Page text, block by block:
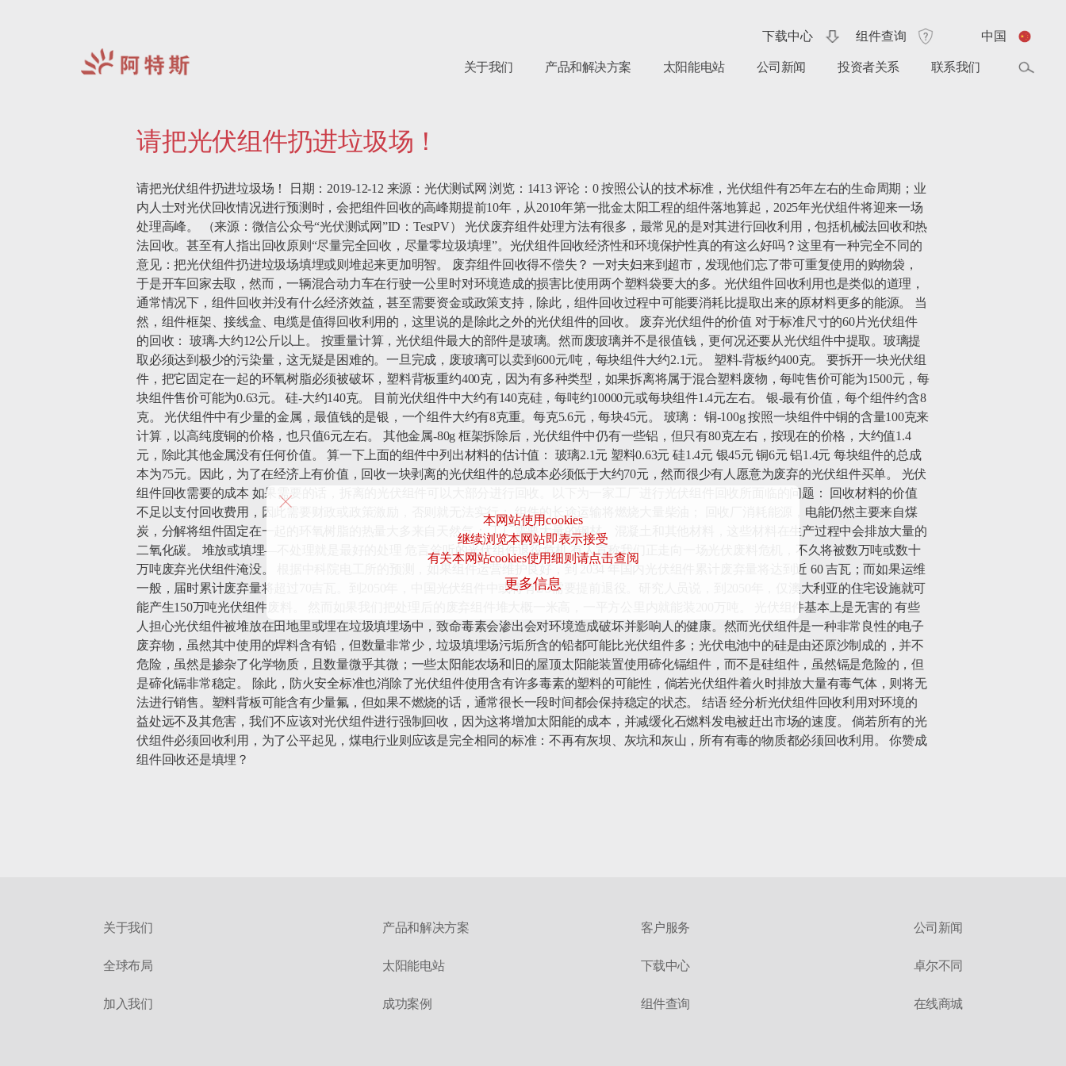
本网站使用cookies
继续浏览本网站即表示接受
有关本网站cookies使用细则请点击查阅
更多信息
关于我们 产品和解决方案 太阳能电站 公司新闻 投资者关系 联系我们
中国
组件查询
下载中心
请把光伏组件扔进垃圾场！
请把光伏组件扔进垃圾场！ 日期：2019-12-12 来源：光伏测试网 浏览：1413 评论：0 按照公认的技术标准，光伏组件有25年左右的生命周期；业
内人士对光伏回收情况进行预测时，会把组件回收的高峰期提前10年，从2010年第一批金太阳工程的组件落地算起，2025年光伏组件将迎来一场
处理高峰。 （来源：微信公众号“光伏测试网”ID：TestPV） 光伏废弃组件处理方法有很多，最常见的是对其进行回收利用，包括机械法回收和热
法回收。甚至有人指出回收原则“尽量完全回收，尽量零垃圾填埋”。光伏组件回收经济性和环境保护性真的有这么好吗？这里有一种完全不同的
意见：把光伏组件扔进垃圾场填埋或则堆起来更加明智。 废弃组件回收得不偿失？ 一对夫妇来到超市，发现他们忘了带可重复使用的购物袋，
于是开车回家去取，然而，一辆混合动力车在行驶一公里时对环境造成的损害比使用两个塑料袋要大的多。光伏组件回收利用也是类似的道理，
通常情况下，组件回收并没有什么经济效益，甚至需要资金或政策支持，除此，组件回收过程中可能要消耗比提取出来的原材料更多的能源。 当
然，组件框架、接线盒、电缆是值得回收利用的，这里说的是除此之外的光伏组件的回收。 废弃光伏组件的价值 对于标准尺寸的60片光伏组件
的回收： 玻璃-大约12公斤以上。 按重量计算，光伏组件最大的部件是玻璃。然而废玻璃并不是很值钱，更何况还要从光伏组件中提取。玻璃提
取必须达到极少的污染量，这无疑是困难的。一旦完成，废玻璃可以卖到600元/吨，每块组件大约2.1元。 塑料-背板约400克。 要拆开一块光伏组
件，把它固定在一起的环氧树脂必须被破坏，塑料背板重约400克，因为有多种类型，如果拆离将属于混合塑料废物，每吨售价可能为1500元，每
块组件售价可能为0.63元。 硅-大约140克。 目前光伏组件中大约有140克硅，每吨约10000元或每块组件1.4元左右。 银-最有价值，每个组件约含8
克。 光伏组件中有少量的金属，最值钱的是银，一个组件大约有8克重。每克5.6元，每块45元。 玻璃： 铜-100g 按照一块组件中铜的含量100克来
计算，以高纯度铜的价格，也只值6元左右。 其他金属-80g 框架拆除后，光伏组件中仍有一些铝，但只有80克左右，按现在的价格，大约值1.4
元，除此其他金属没有任何价值。 算一下上面的组件中列出材料的估计值： 玻璃2.1元 塑料0.63元 硅1.4元 银45元 铜6元 铝1.4元 每块组件的总成
本为75元。因此，为了在经济上有价值，回收一块剥离的光伏组件的总成本必须低于大约70元，然而很少有人愿意为废弃的光伏组件买单。 光伏
组件回收需要的成本 如果需要的话，拆离的光伏组件可以大部分进行回收。以下为一家工厂进行光伏组件回收所面临的问题： 回收材料的价值
不足以支付回收费用，因此需要财政或政策激励，否则就无法实行； 组件的长途运输将燃烧大量柴油； 回收厂消耗能源，电能仍然主要来自煤
炭，分解将组件固定在一起的环氧树脂的热量大多来自天然气； 工厂需要大量的钢材、混凝土和其他材料，这些材料在生产过程中会排放大量的
二氧化碳。 堆放或填埋—不处理就是最好的处理 危言耸听的光伏组件退役危机 有人宣称我们正走向一场光伏废料危机，不久将被数万吨或数十
万吨废弃光伏组件淹没。 根据中科院电工所的预测，如果组件运营维护良好，到 2034 年国内光伏组件累计废弃量将达到近 60 吉瓦；而如果运维
一般，届时累计废弃量将超过70吉瓦。到2050年，中国光伏组件中或将有2/3需要提前退役。研究人员说，到2050年，仅澳大利亚的住宅设施就可
能产生150万吨光伏组件废料。 然而如果我们把处理后的废弃组件堆大概一米高，一平方公里内就能装200万吨。 光伏组件基本上是无害的 有些
人担心光伏组件被堆放在田地里或埋在垃圾填埋场中，致命毒素会渗出会对环境造成破坏并影响人的健康。然而光伏组件是一种非常良性的电子
废弃物，虽然其中使用的焊料含有铅，但数量非常少，垃圾填埋场污垢所含的铅都可能比光伏组件多；光伏电池中的硅是由还原沙制成的，并不
危险，虽然是掺杂了化学物质，且数量微乎其微；一些太阳能农场和旧的屋顶太阳能装置使用碲化镉组件，而不是硅组件，虽然镉是危险的，但
是碲化镉非常稳定。 除此，防火安全标准也消除了光伏组件使用含有许多毒素的塑料的可能性，倘若光伏组件着火时排放大量有毒气体，则将无
法进行销售。塑料背板可能含有少量氟，但如果不燃烧的话，通常很长一段时间都会保持稳定的状态。 结语 经分析光伏组件回收利用对环境的
益处远不及其危害，我们不应该对光伏组件进行强制回收，因为这将增加太阳能的成本，并减缓化石燃料发电被赶出市场的速度。 倘若所有的光
伏组件必须回收利用，为了公平起见，煤电行业则应该是完全相同的标准：不再有灰坝、灰坑和灰山，所有有毒的物质都必须回收利用。 你赞成
组件回收还是填埋？
关于我们 产品和解决方案 客户服务 公司新闻
全球布局 太阳能电站 下载中心 卓尔不同
加入我们 成功案例 组件查询 在线商城